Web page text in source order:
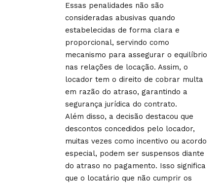
Essas penalidades não são
consideradas abusivas quando
estabelecidas de forma clara e
proporcional, servindo como
mecanismo para assegurar o equilíbrio
nas relações de locação. Assim, o
locador tem o direito de cobrar multa
em razão do atraso, garantindo a
segurança jurídica do contrato.
Além disso, a decisão destacou que
descontos concedidos pelo locador,
muitas vezes como incentivo ou acordo
especial, podem ser suspensos diante
do atraso no pagamento. Isso significa
que o locatário que não cumprir os